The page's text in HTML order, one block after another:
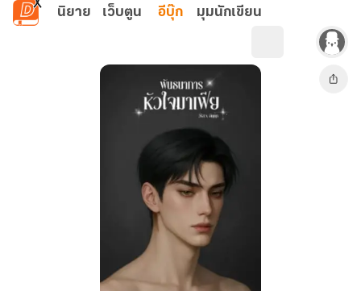
ข้ามไปยังเนื้อหาหลัก
นิยาย เว็บตูน อีบุ๊ก มุมนักเขียน